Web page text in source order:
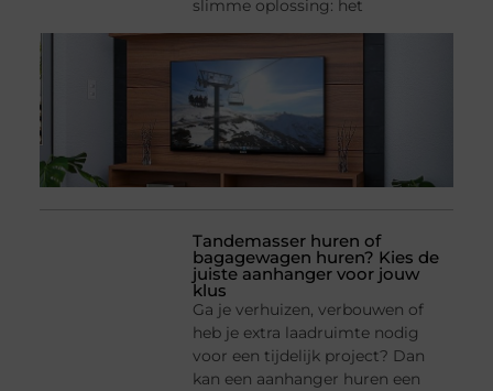
slimme oplossing: het
Tandemasser huren of
bagagewagen huren? Kies de
juiste aanhanger voor jouw
klus
Ga je verhuizen, verbouwen of
heb je extra laadruimte nodig
voor een tijdelijk project? Dan
kan een aanhanger huren een